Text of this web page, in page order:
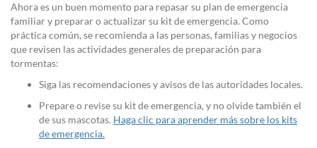
Ahora es un buen momento para repasar su plan de emergencia
familiar y preparar o actualizar su kit de emergencia. Como
práctica común, se recomienda a las personas, familias y negocios
que revisen las actividades generales de preparación para
tormentas:
Siga las recomendaciones y avisos de las autoridades locales.
Prepare o revise su kit de emergencia, y no olvide también el
de sus mascotas. Haga clic para aprender más sobre los kits
de emergencia.